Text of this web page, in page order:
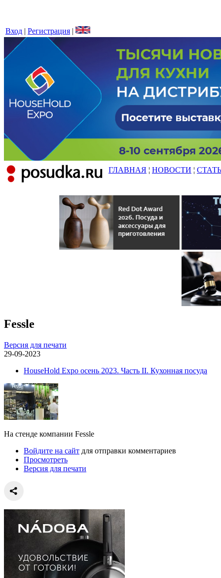
Вход | Регистрация |
ГЛАВНАЯ ¦ НОВОСТИ ¦
Fessle
Версия для печати
29-09-2023
HouseHold Expo осень 2023. Часть II. Кухонная посуда
На стенде компании Fessle
Войдите на сайт для отправки комментариев
Просмотреть
Версия для печати